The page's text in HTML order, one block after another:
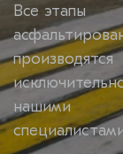
Все этапы
производятся
нашими